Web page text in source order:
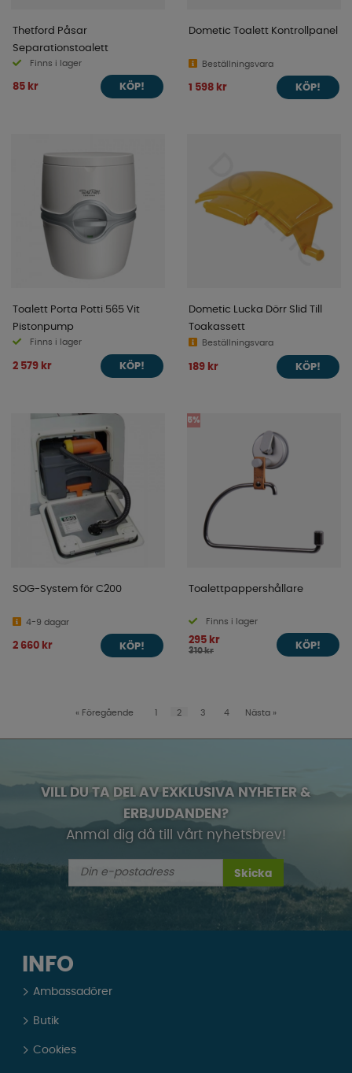
Thetford Påsar
Separationstoalett
Finns i lager
85 kr KÖP!
Dometic Toalett Kontrollpanel
Beställningsvara
1 598 kr KÖP!
Toalett Porta Potti 565 Vit
Pistonpump
Finns i lager
2 579 kr KÖP!
Dometic Lucka Dörr Slid Till
Toakassett
Beställningsvara
189 kr KÖP!
SOG-System för C200
4-9 dagar
2 660 kr KÖP!
5%
Toalettpappershållare
Finns i lager
295 kr
310 kr
KÖP!
« Föregående 1 2 3 4 Nästa »
VILL DU TA DEL AV EXKLUSIVA NYHETER &
ERBJUDANDEN?
Anmäl dig då till vårt nyhetsbrev!
Skicka
INFO
Ambassadörer
Butik
Cookies